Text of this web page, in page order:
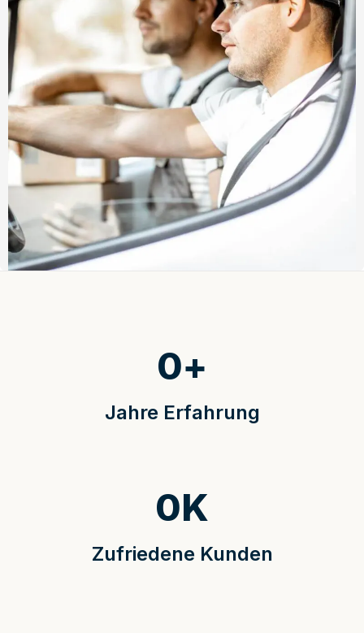
Jahre Erfahrung
0+
Zufriedene Kunden
0K